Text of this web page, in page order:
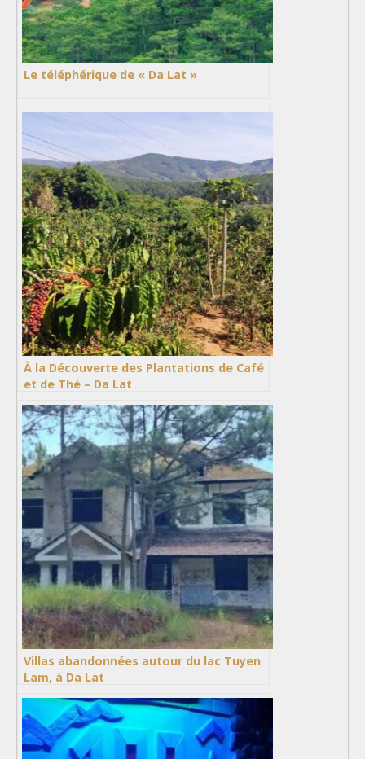
Le téléphérique de « Da Lat »
À la Découverte des Plantations de Café
et de Thé – Da Lat
Villas abandonnées autour du lac Tuyen
Lam, à Da Lat